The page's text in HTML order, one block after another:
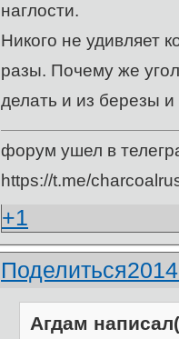
наглости.
Никого не удивляет
разы. Почему же
делать и из березы и
форум ушел в
https://t.me/
+1
Поделиться
Агдам